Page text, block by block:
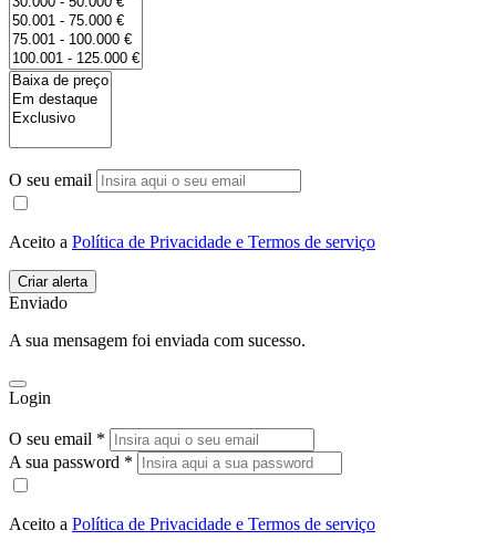
O seu email
Aceito a Política de Privacidade e Termos de serviço
Enviado
A sua mensagem foi enviada com sucesso.
Login
O seu email *
A sua password *
Aceito a Política de Privacidade e Termos de serviço